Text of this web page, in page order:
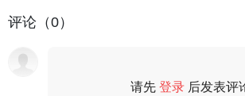
评论（0）
请先登录 后发表评